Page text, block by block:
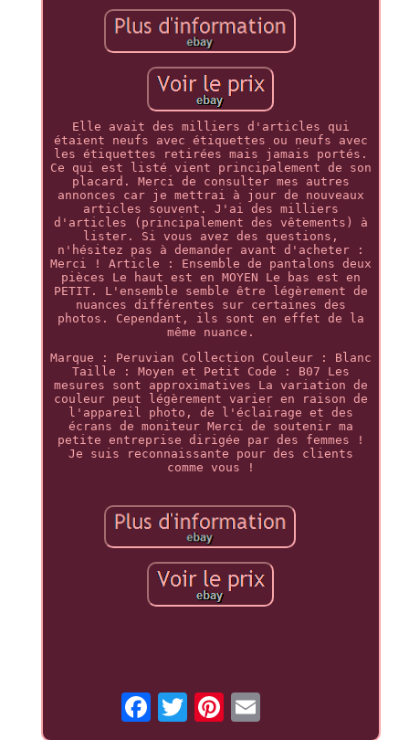
Elle avait des milliers d'articles qui
étaient neufs avec étiquettes ou neufs avec
les étiquettes retirées mais jamais portés.
Ce qui est listé vient principalement de son
placard. Merci de consulter mes autres
annonces car je mettrai à jour de nouveaux
articles souvent. J'ai des milliers
d'articles (principalement des vêtements) à
lister. Si vous avez des questions,
n'hésitez pas à demander avant d'acheter :
Merci ! Article : Ensemble de pantalons deux
pièces Le haut est en MOYEN Le bas est en
PETIT. L'ensemble semble être légèrement de
nuances différentes sur certaines des
photos. Cependant, ils sont en effet de la
même nuance.
Marque : Peruvian Collection Couleur : Blanc
Taille : Moyen et Petit Code : B07 Les
mesures sont approximatives La variation de
couleur peut légèrement varier en raison de
l'appareil photo, de l'éclairage et des
écrans de moniteur Merci de soutenir ma
petite entreprise dirigée par des femmes !
Je suis reconnaissante pour des clients
comme vous !